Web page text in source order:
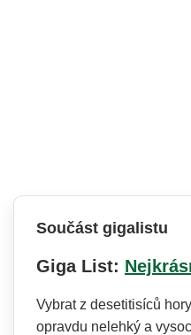
Součást gigalistu
Giga List:
Vybrat z desetitisíců
opravdu nelehký a